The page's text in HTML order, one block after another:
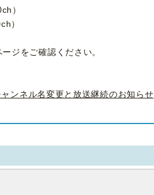
）
）
ジをご確認ください。
ンネル名変更と放送継続のお知らせ